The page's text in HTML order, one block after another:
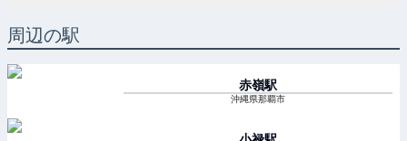
周辺の駅
赤嶺駅
沖縄県那覇市